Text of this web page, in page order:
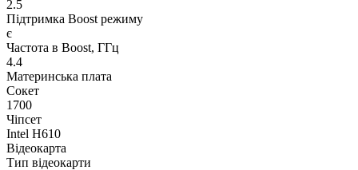
2.5
Підтримка Boost режиму
є
Частота в Boost, ГГц
4.4
Материнська плата
Сокет
1700
Чіпсет
Intel H610
Відеокарта
Тип відеокарти